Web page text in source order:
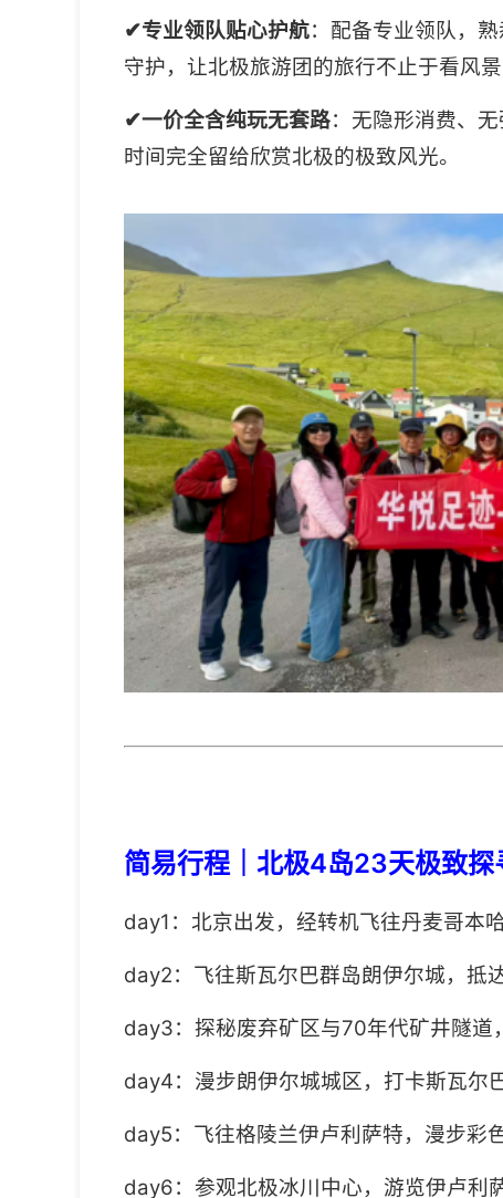
✔专业领队贴心护航：配备专业领队，
守护，让北极旅游团的旅行不止于看风景
✔一价全含纯玩无套路：无隐形消费、
时间完全留给欣赏北极的极致风光。
简易行程｜北极4岛23天极致探
day1：北京出发，经转机飞往丹麦哥本哈
day2：飞往斯瓦尔巴群岛朗伊尔城，抵
day3：探秘废弃矿区与70年代矿井隧道
day4：漫步朗伊尔城城区，打卡斯瓦尔
day5：飞往格陵兰伊卢利萨特，漫步彩
day6：参观北极冰川中心，游览伊卢利